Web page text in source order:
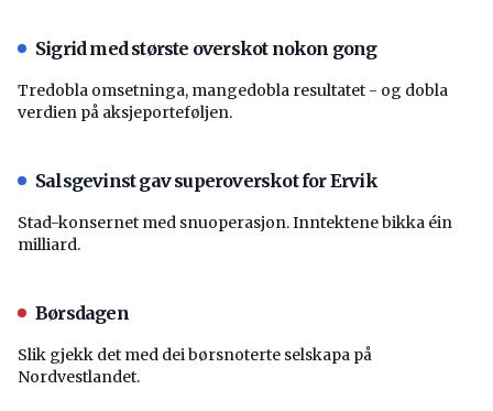
Sigrid med største overskot nokon gong
Tredobla omsetninga, mangedobla resultatet - og dobla
verdien på aksjeporteføljen.
Salsgevinst gav superoverskot for Ervik
Stad-konsernet med snuoperasjon. Inntektene bikka éin
milliard.
Børsdagen
Slik gjekk det med dei børsnoterte selskapa på
Nordvestlandet.